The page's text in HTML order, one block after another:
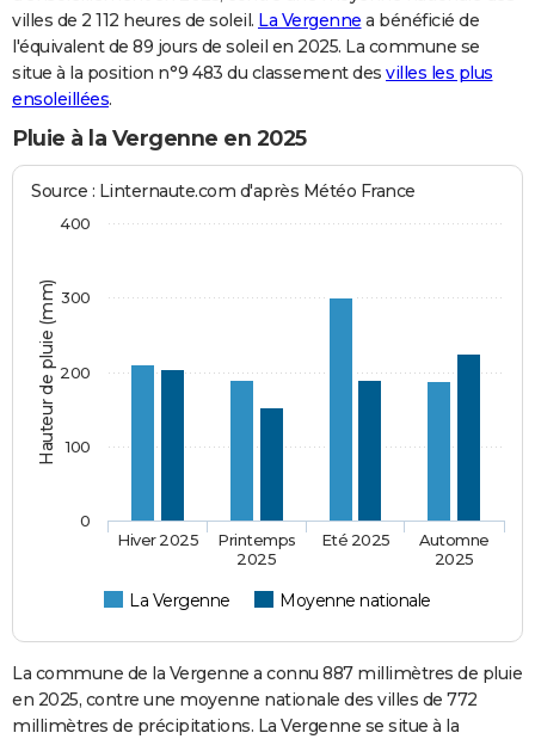
villes de 2 112 heures de soleil. La Vergenne a bénéficié de
l'équivalent de 89 jours de soleil en 2025. La commune se
situe à la position n°9 483 du classement des villes les plus
ensoleillées.
Pluie à la Vergenne en 2025
Hauteur de pluie (mm)
Source : Linternaute.com d'après Météo France
La Vergenne Moyenne nationale
Hiver 2025
Printemps
2025
Eté 2025
Automne
2025
0
100
200
300
400
La commune de la Vergenne a connu 887 millimètres de pluie
en 2025, contre une moyenne nationale des villes de 772
millimètres de précipitations. La Vergenne se situe à la